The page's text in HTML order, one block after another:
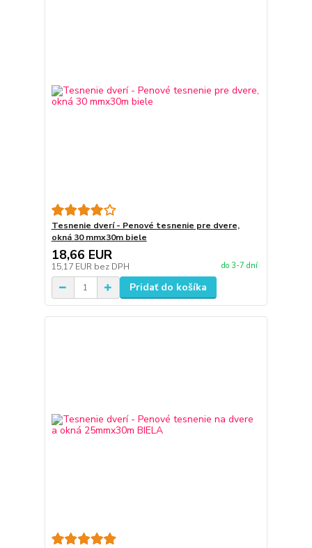
Tesnenie dverí - Penové tesnenie pre dvere,
okná 30 mmx30m biele
18,66 EUR
15,17 EUR bez DPH do 3-7 dní
Pridať do košíka